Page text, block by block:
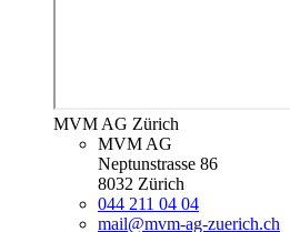
MVM AG Zürich
MVM AG
Neptunstrasse 86
8032 Zürich
044 211 04 04
mail@mvm-ag-zuerich.ch